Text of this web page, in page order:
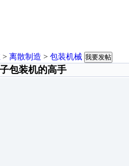
> 离散制造 > 包装机械 我要发帖
包装机的高手